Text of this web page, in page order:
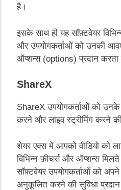
है।
इसके साथ ही यह सॉफ़्टवेयर
और उपयोगकर्ताओं को उनकी
ऑप्शन्स(options)प्रदान करता
ShareX
ShareXउपयोगकर्ताओं को उनके
करने और लाइव स्ट्रीमिंग करने
शेयर एक्स में आपको वीडियो को
विभिन्न फ़ीचर्स और ऑप्शन्स मिलते
सॉफ़्टवेयर उपयोगकर्ताओं को अपने
अनुकूलित करने की सुविधा प्रदान